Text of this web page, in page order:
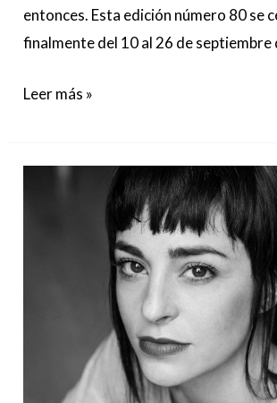
entonces. Esta edición número 80 se
finalmente del 10 al 26 de septiembre
Leer más »